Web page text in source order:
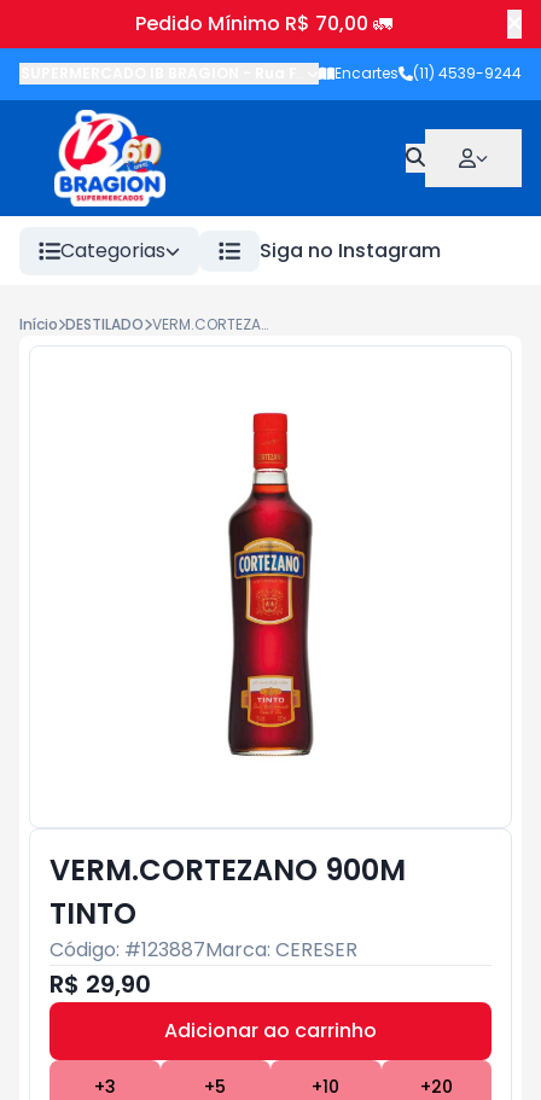
Pedido Mínimo R$ 70,00 🚛
Rua Francisco Wolhers, Joanópolis
Encartes (11) 4539-9244
Categorias Siga no Instagram
Início DESTILADO VERM.CORTEZANO 900M TINTO
VERM.CORTEZANO 900M
TINTO
Código: #123887Marca: CERESER
R$ 29,90
Adicionar ao carrinho
+3 +5 +10 +20